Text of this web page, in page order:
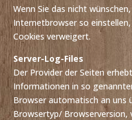
Wenn Sie das nicht
Internetbrowser so
Cookies verweigert.
Server-Log-Files
Der Provider der Seiten
Informationen in so
Browser automatisch an uns
Browsertyp/ Browserversion,